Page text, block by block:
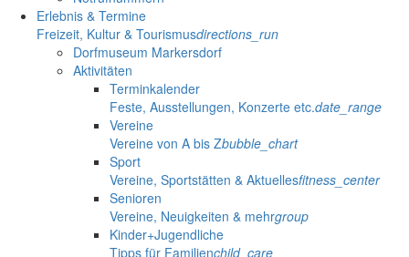
Erlebnis & Termine
Freizeit, Kultur & Tourismusdirections_run
Dorfmuseum Markersdorf
Aktivitäten
Terminkalender
Feste, Ausstellungen, Konzerte etc.date_range
Vereine
Vereine von A bis Zbubble_chart
Sport
Vereine, Sportstätten & Aktuellesfitness_center
Senioren
Vereine, Neuigkeiten & mehrgroup
Kinder+Jugendliche
Tipps für Familienchild_care